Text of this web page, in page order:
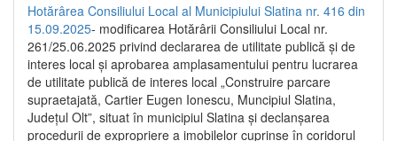
Hotărârea Consiliului Local al Municipiului Slatina nr. 416 din
15.09.2025- modificarea Hotărârii Consiliului Local nr.
261/25.06.2025 privind declararea de utilitate publică și de
interes local și aprobarea amplasamentului pentru lucrarea
de utilitate publică de interes local „Construire parcare
supraetajată, Cartier Eugen Ionescu, Muncipiul Slatina,
Județul Olt”, situat în municipiul Slatina și declanșarea
procedurii de expropriere a imobilelor cuprinse în coridorul